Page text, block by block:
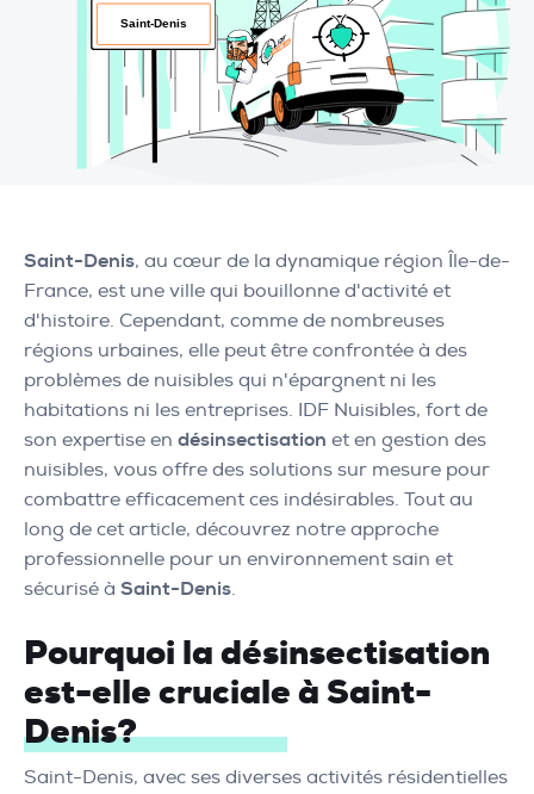
Saint-Denis, au cœur de la dynamique région Île-de-
France, est une ville qui bouillonne d'activité et
d'histoire. Cependant, comme de nombreuses
régions urbaines, elle peut être confrontée à des
problèmes de nuisibles qui n'épargnent ni les
habitations ni les entreprises. IDF Nuisibles, fort de
son expertise en désinsectisation et en gestion des
nuisibles, vous offre des solutions sur mesure pour
combattre efficacement ces indésirables. Tout au
long de cet article, découvrez notre approche
professionnelle pour un environnement sain et
sécurisé à Saint-Denis.
Pourquoi la désinsectisation
est-elle cruciale à Saint-
Denis?
Saint-Denis, avec ses diverses activités résidentielles